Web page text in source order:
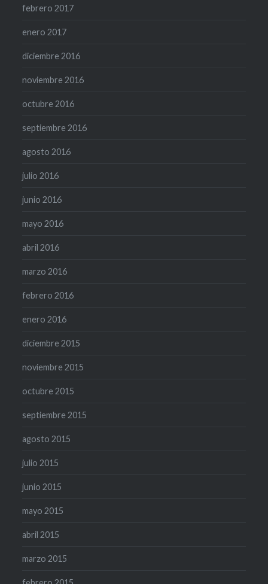
febrero 2017
enero 2017
diciembre 2016
noviembre 2016
octubre 2016
septiembre 2016
agosto 2016
julio 2016
junio 2016
mayo 2016
abril 2016
marzo 2016
febrero 2016
enero 2016
diciembre 2015
noviembre 2015
octubre 2015
septiembre 2015
agosto 2015
julio 2015
junio 2015
mayo 2015
abril 2015
marzo 2015